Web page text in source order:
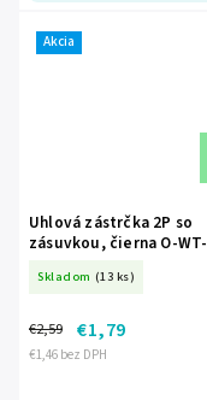
Akcia
Uhlová zástrčka 2P so
zásuvkou, čierna O-WT-
Skladom (13 ks)
€1,46 bez DPH
€2,59 €1,79